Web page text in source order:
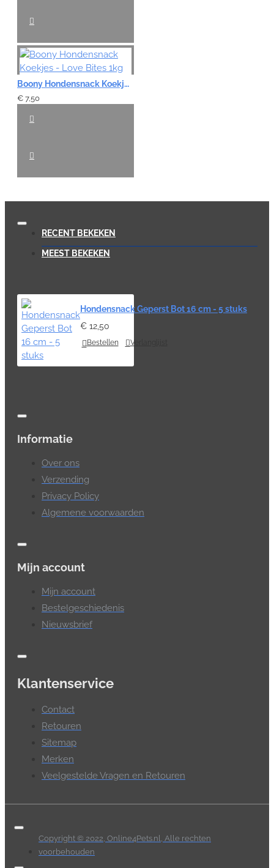
Boony Hondensnack Koekjes - Love Bites 1kg
€ 7,50
RECENT BEKEKEN
MEEST BEKEKEN
Hondensnack Geperst Bot 16 cm - 5 stuks
€ 12,50
Bestellen Verlanglijst
Informatie
Over ons
Verzending
Privacy Policy
Algemene voorwaarden
Mijn account
Mijn account
Bestelgeschiedenis
Nieuwsbrief
Klantenservice
Contact
Retouren
Sitemap
Merken
Veelgestelde Vragen en Retouren
Copyright © 2022, Online4Pets.nl, Alle rechten
voorbehouden